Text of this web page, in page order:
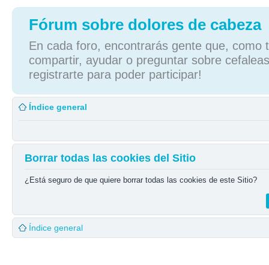
Fórum sobre dolores de cabeza
En cada foro, encontrarás gente que, como
compartir, ayudar o preguntar sobre
registrarte para poder participar!
Índice general
Borrar todas las cookies del Sitio
¿Está seguro de que quiere borrar todas las cookies de este Sitio?
Índice general